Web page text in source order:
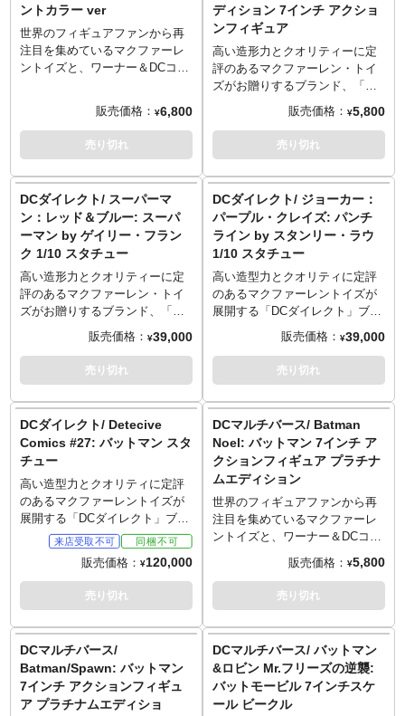
ントカラー ver
世界のフィギュアファンから再
注目を集めているマクファーレ
ントイズと、ワーナー＆DCコミ
７インチフィギュアシリーズ
「DCマルチバース」に、1978年
の映画『スーパーマン』より、
クリストファー・リーヴ演じる
アクセサリーとして、差し替え
用ヘッドと、豊富な差し替え用
ハンドパーツが付属。透明な台
座は、空中に浮遊した状態を再
現可能。
販売価格： ¥6,800
売り切れ
ディション 7インチ アクショ
ンフィギュア
高い造形力とクオリティーに定
評のあるマクファーレン・トイ
ズがお贈りするブランド、「DC
ダイレクト」から、DCコミック
スの誇るスピードスター、フラ
ッシュが7インチフィギュアとな
って登場です。アクセサリーと
ースのエフェクトが付属。
販売価格： ¥5,800
売り切れ
DCダイレクト/ スーパーマ
ン：レッド＆ブルー: スーパ
ーマン by ゲイリー・フラン
ク 1/10 スタチュー
高い造形力とクオリティーに定
評のあるマクファーレン・トイ
ズがお贈りするブランド、「DC
ダイレクト」。さまざまなコミ
ック・アーティストが描いたス
ーパーマンをスタチュー化する
「スーパーマン：レッド＆ブル
も多くの作品に関わってきた、
ゲイリー・フランクが描いたス
ーパーマンが1/10スケールのス
タチューとなって登場！アーテ
ィストの特徴的なタッチを忠実
に再現し、台座にはスーパーマ
ンのロゴがデザインされた仕様
販売価格： ¥39,000
売り切れ
DCダイレクト/ ジョーカー：
パープル・クレイズ: パンチ
ライン by スタンリー・ラウ
1/10 スタチュー
高い造型力とクオリティに定評
のあるマクファーレントイズが
展開する「DCダイレクト」ブラ
ンド。さまざまなコミック・ア
ーティストが描いたジョーカー
をスタチュー化する「ジョーカ
ー：パープル・クレイズ」シリ
数々のカバーアートを手掛けて
きた"Artgerm"こと、スタンリ
ー・ラウの描いたジョーカーの
新たな相棒パンチラインが1/10
スケールのスタチューとなって
登場！アーティストの特徴的な
タッチを忠実に再現し、台座に
された仕様に。
販売価格： ¥39,000
売り切れ
DCダイレクト/ Detecive
Comics #27: バットマン スタ
チュー
高い造型力とクオリティに定評
のあるマクファーレントイズが
展開する「DCダイレクト」ブラ
ンド。もはや伝説的とも言える
バットマン初登場回となる
「Detecive Comics #27」のカバ
ーアートをスタチューで表現。
記念すべきコミックスを360°堪
アイテム。バットマンのマーク
の形にデザインされた台座には
「Detecive Comics」のロゴもデ
ザイン。
販売価格： ¥120,000
売り切れ
DCマルチバース/ Batman
Noel: バットマン 7インチ ア
クションフィギュア プラチナ
ムエディション
世界のフィギュアファンから再
注目を集めているマクファーレ
ントイズと、ワーナー＆DCコミ
ックスが強力タッグで展開する
７インチフィギュアシリーズ
「DCマルチバース」。
コミック『Batman Noel 』より
18センチ、約22箇所可動でアク
ションフィギュア化され、造形
や質感にこだわり、細部に至る
まで再現。クリスマスプレゼン
販売価格： ¥5,800
売り切れ
DCマルチバース/
Batman/Spawn: バットマン
7インチ アクションフィギュ
ア プラチナムエディショ
DCマルチバース/ バットマン
&ロビン Mr.フリーズの逆襲:
バットモービル 7インチスケ
ール ビークル